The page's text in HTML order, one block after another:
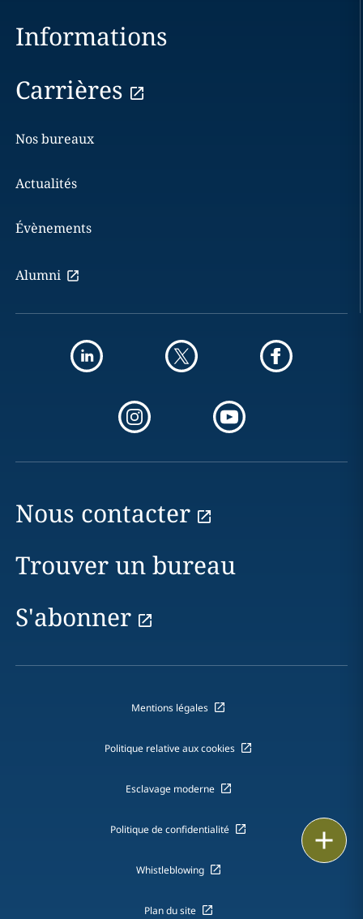
Imprimer
Informations
Carrières
Nos bureaux
Actualités
Évènements
Alumni
Nous contacter
Trouver un bureau
S'abonner
Mentions légales
Politique relative aux cookies
Esclavage moderne
Politique de confidentialité
Whistleblowing
Plan du site